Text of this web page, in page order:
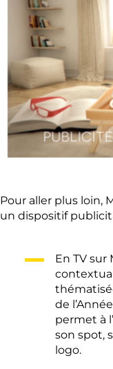
Pour aller plus loin,
un dispositif
En TV
de
permet à
son spot,
logo.